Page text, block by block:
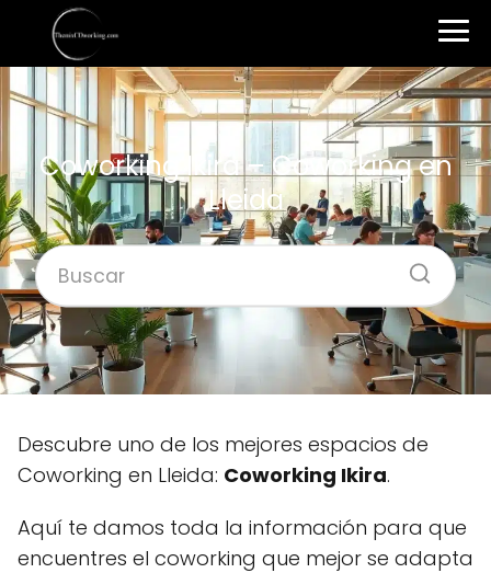
Coworking Ikira – Coworking en
Lleida
Descubre uno de los mejores espacios de
Coworking en Lleida: Coworking Ikira.
Aquí te damos toda la información para que
encuentres el coworking que mejor se adapta